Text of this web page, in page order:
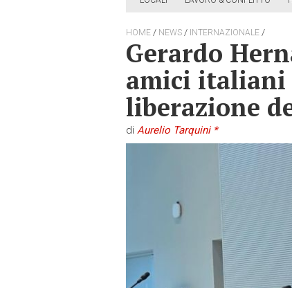
HOME / NEWS / INTERNAZIONALE /
Gerardo
amici italiani
liberazione
di Aurelio Tarquini *